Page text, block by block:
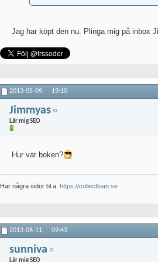
Jag har köpt den nu. Plinga mig på inbox
2013-05-09, 19:10
Jimmyas
Lär mig SEO
Hur var boken?
Har några sidor bl.a. https://collectloan.se
2013-06-11, 09:43
sunniva
Lär mig SEO